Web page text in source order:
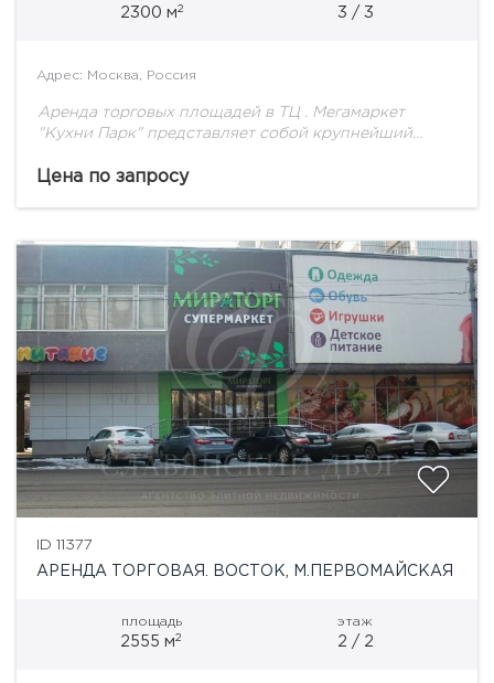
2300 м2 3 / 3
Адрес: Москва, Россия
Аренда торговых площадей в ТЦ . Мегамаркет
"Кухни Парк" представляет собой крупнейший
сантехники, расположенный на 71 км МКАД с в
Цена по запросу
ID 11377
АРЕНДА ТОРГОВАЯ. ВОСТОК, М.ПЕРВОМАЙСКАЯ
площадь
2555 м2
этаж
2 / 2